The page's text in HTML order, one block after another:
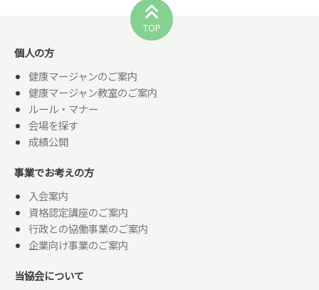
TOP
個人の方
健康マージャンのご案内
健康マージャン教室のご案内
ルール・マナー
会場を探す
成績公開
事業でお考えの方
入会案内
資格認定講座のご案内
行政との協働事業のご案内
企業向け事業のご案内
当協会について